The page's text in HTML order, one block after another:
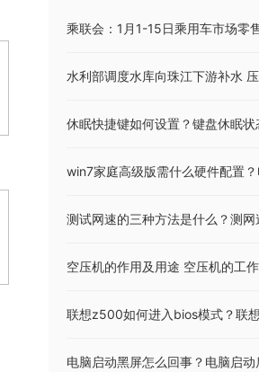
空压机的作用及用途 空压机的工